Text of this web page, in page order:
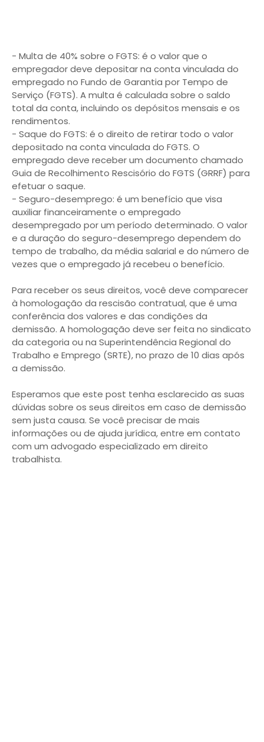
- Multa de 40% sobre o FGTS: é o valor que o
empregador deve depositar na conta vinculada do
empregado no Fundo de Garantia por Tempo de
Serviço (FGTS). A multa é calculada sobre o saldo
total da conta, incluindo os depósitos mensais e os
rendimentos.
- Saque do FGTS: é o direito de retirar todo o valor
depositado na conta vinculada do FGTS. O
empregado deve receber um documento chamado
Guia de Recolhimento Rescisório do FGTS (GRRF) para
efetuar o saque.
- Seguro-desemprego: é um benefício que visa
auxiliar financeiramente o empregado
desempregado por um período determinado. O valor
e a duração do seguro-desemprego dependem do
tempo de trabalho, da média salarial e do número de
vezes que o empregado já recebeu o benefício.
Para receber os seus direitos, você deve comparecer
à homologação da rescisão contratual, que é uma
conferência dos valores e das condições da
demissão. A homologação deve ser feita no sindicato
da categoria ou na Superintendência Regional do
Trabalho e Emprego (SRTE), no prazo de 10 dias após
a demissão.
Esperamos que este post tenha esclarecido as suas
dúvidas sobre os seus direitos em caso de demissão
sem justa causa. Se você precisar de mais
informações ou de ajuda jurídica, entre em contato
com um advogado especializado em direito
trabalhista.